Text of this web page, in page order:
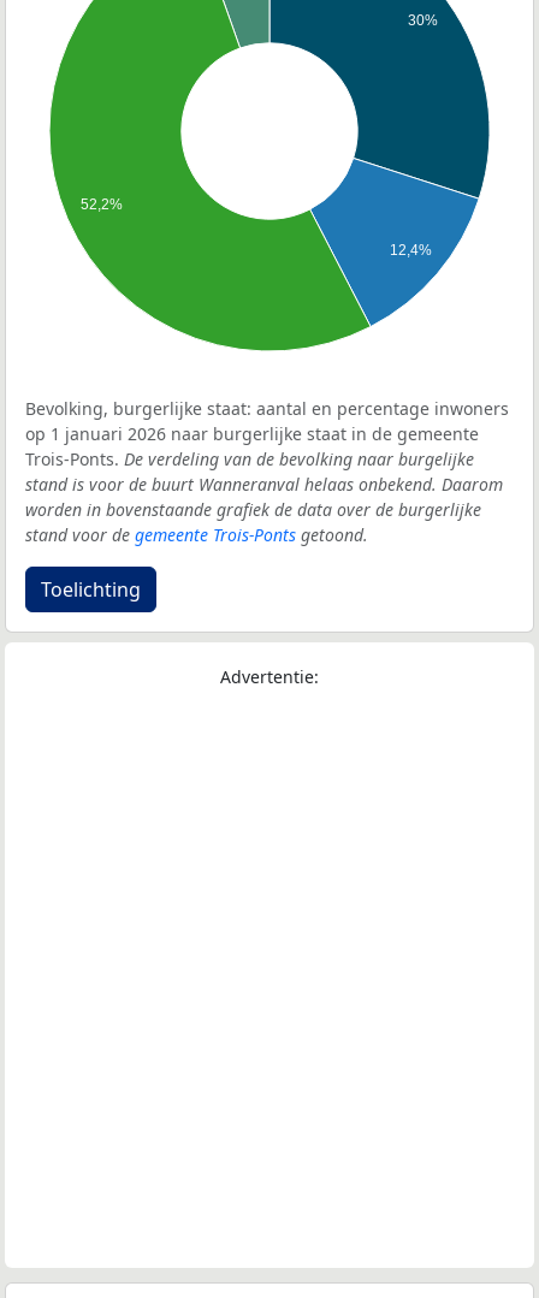
30%
12,4%
52,2%
Bevolking, burgerlijke staat: aantal en percentage inwoners
op 1 januari 2026 naar burgerlijke staat in de gemeente
Trois-Ponts. De verdeling van de bevolking naar burgelijke
stand is voor de buurt Wanneranval helaas onbekend. Daarom
worden in bovenstaande grafiek de data over de burgerlijke
stand voor de gemeente Trois-Ponts getoond.
Toelichting
Advertentie: